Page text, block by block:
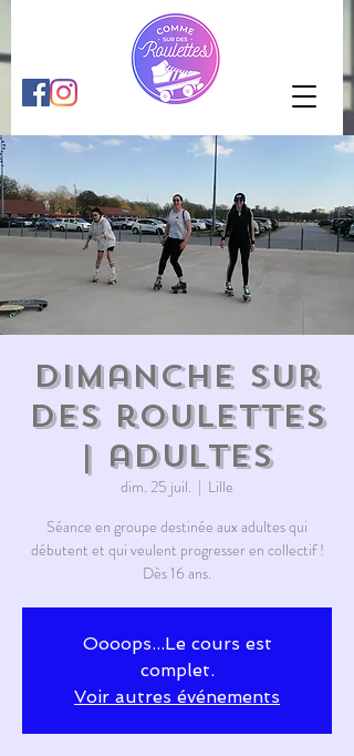
Dimanche sur
des roulettes
| adultes
dim. 25 juil.
  |
Lille
Séance en groupe destinée aux adultes qui
débutent et qui veulent progresser en collectif !
Dès 16 ans.
Oooops...Le cours est
complet.
Voir autres événements